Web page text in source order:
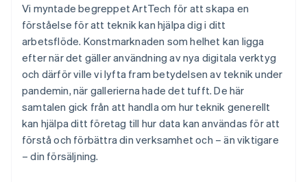
Vi myntade begreppet ArtTech för att skapa en
förståelse för att teknik kan hjälpa dig i ditt
arbetsflöde. Konstmarknaden som helhet kan ligga
efter när det gäller användning av nya digitala verktyg
och därför ville vi lyfta fram betydelsen av teknik under
pandemin, när gallerierna hade det tufft. De här
samtalen gick från att handla om hur teknik generellt
kan hjälpa ditt företag till hur data kan användas för att
förstå och förbättra din verksamhet och – än viktigare
– din försäljning.